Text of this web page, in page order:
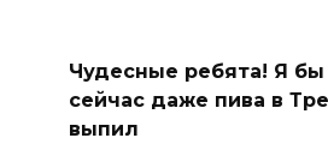
Чудесные ребята! Я
сейчас даже пива в
выпил